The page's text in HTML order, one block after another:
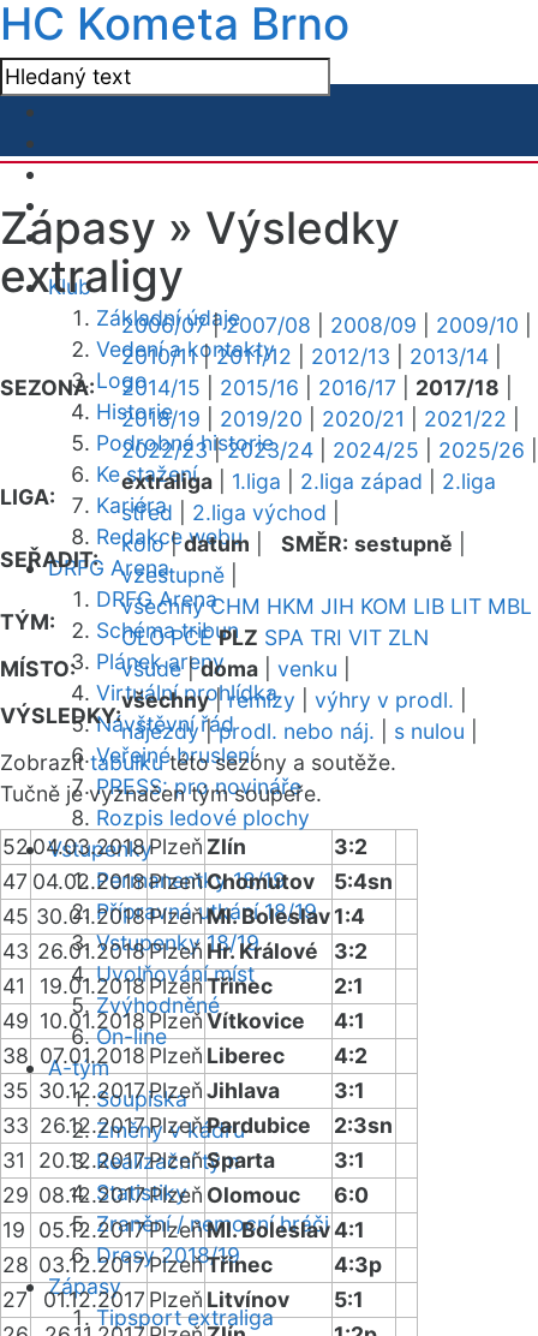
HC Kometa Brno
Klub
Základní údaje
Vedení a kontakty
Logo
Historie
Podrobná historie
Ke stažení
Kariéra
Redakce webu
DRFG Arena
DRFG Arena
Schéma tribun
Plánek areny
Virtuální prohlídka
Návštěvní řád
Veřejné bruslení
PRESS: pro novináře
Rozpis ledové plochy
Vstupenky
Permanentky 18/19
Přípravná utkání 18/19
Vstupenky 18/19
Uvolňování míst
Zvýhodněné
On-line
A-tým
Soupiska
Změny v kádru
Realizační tým
Statistiky
Zranění / nemocní hráči
Dresy 2018/19
Zápasy
Tipsport extraliga
Zápasy » Výsledky
extraligy
SEZONA:
2006/07|2007/08 2008/09 2009/10
2010/11|2011/12 2012/13 2013/14
2014/15
2015/16 2016/17 2017/18
2018/19
2019/20 2020/21 2021/22
2022/23|2023/24 2024/25 2025/26
LIGA:
extraliga 1.liga 2.liga západ
2.liga
střed
2.liga východ
SEŘADIT:
kolo|datum SMĚR: sestupně
vzestupně
TÝM:
všechny CHM HKM JIH KOM LIB LIT MBL
OLO PCE PLZ SPA TRI VIT ZLN
MÍSTO:
všude|doma venku
VÝSLEDKY:
všechny|remízy výhry v prodl.
nájezdy|prodl. nebo náj. s nulou
Zobrazittabulkutéto sezóny a soutěže.
Tučně je vyznačen tým soupeře.
5204.03.2018Plzeň Zlín
3:2
47 04.02.2018PlzeňChomutov
5:4sn
45 30.01.2018PlzeňMl. Boleslav1:4
43 26.01.2018Plzeň Hr. Králové
3:2
41
19.01.2018PlzeňTřinec
2:1
49 10.01.2018PlzeňVítkovice
4:1
38 07.01.2018 Plzeň Liberec
4:2
35 30.12.2017PlzeňJihlava
3:1
33 26.12.2017PlzeňPardubice
2:3sn
31
20.12.2017PlzeňSparta
3:1
29 08.12.2017Plzeň Olomouc
6:0
19
05.12.2017PlzeňMl. Boleslav4:1
28 03.12.2017PlzeňTřinec
4:3p
27
01.12.2017 Plzeň Litvínov
5:1